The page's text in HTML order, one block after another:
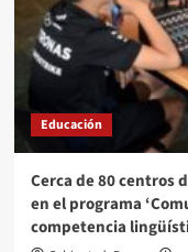
Educación
Cerca de 80 centros
en el programa
competencia